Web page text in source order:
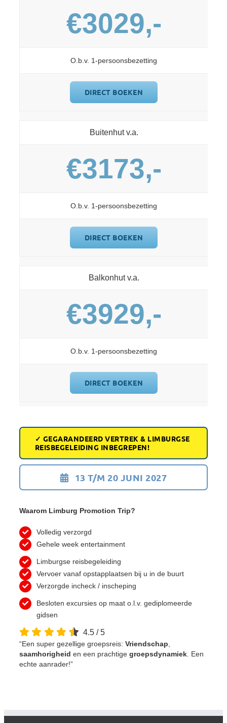
€3029,-
O.b.v. 1-persoonsbezetting
DIRECT BOEKEN
Buitenhut v.a.
€3173,-
O.b.v. 1-persoonsbezetting
DIRECT BOEKEN
Balkonhut v.a.
€3929,-
O.b.v. 1-persoonsbezetting
DIRECT BOEKEN
✓ GEGARANDEERD VERTREK & LIMBURGSE
REISBEGELEIDING INBEGREPEN!
13 T/M 20 JUNI 2027
Waarom Limburg Promotion Trip?
Volledig verzorgd
Gehele week entertainment
Limburgse reisbegeleiding
Vervoer vanaf opstapplaatsen bij u in de buurt
Verzorgde incheck / inscheping
Besloten excursies op maat o.l.v. gediplomeerde
gidsen
4.5 /5
“Een super gezellige groepsreis: Vriendschap,
saamhorigheid en een prachtige groepsdynamiek. Een
echte aanrader!”